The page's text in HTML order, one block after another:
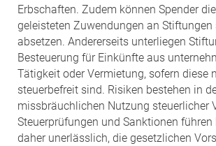
Erbschaften. Zudem können Spender
geleisteten Zuwendungen an Stiftungen
absetzen. Andererseits unterliegen
Besteuerung für Einkünfte aus
Tätigkeit oder Vermietung, sofern diese
steuerbefreit sind. Risiken bestehen in
missbräuchlichen Nutzung steuerlicher
Steuerprüfungen und Sanktionen führen
daher unerlässlich, die gesetzlichen